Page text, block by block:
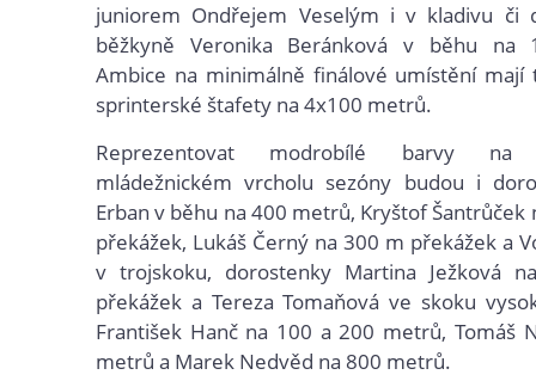
juniorem Ondřejem Veselým i v kladivu či
běžkyně Veronika Beránková v běhu na
Ambice na minimálně finálové umístění mají
sprinterské štafety na 4x100 metrů.
Reprezentovat modrobílé barvy na
mládežnickém vrcholu sezóny budou i
Erban v běhu na 400 metrů, Kryštof
překážek, Lukáš Černý na 300 m překážek a
v trojskoku, dorostenky Martina Ježková
překážek a Tereza Tomaňová ve skoku
František Hanč na 100 a 200 metrů, Tomáš
metrů a Marek Nedvěd na 800 metrů.